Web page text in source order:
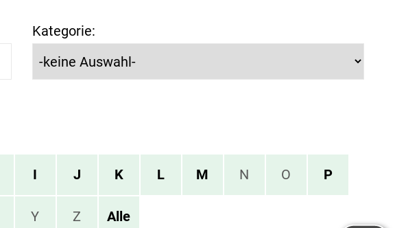
Kategorie:
I J K L M N O P
Y Z Alle